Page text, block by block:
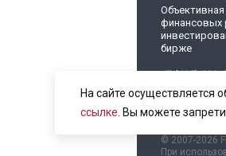
финансовых
бирже
+7 (495) 899-
© 2007-2026
При
На сайте осуществляется
ссылке . Вы можете